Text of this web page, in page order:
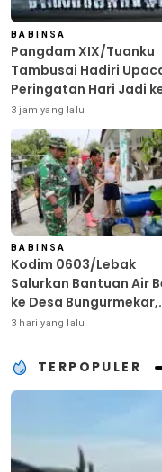
BABINSA
Pangdam XIX/Tuanku
Tambusai Hadiri
Peringatan Hari Jadi
Provinsi Riau
3 jam yang lalu
BABINSA
Kodim 0603/Lebak
Salurkan Bantuan Air
ke Desa Bungurmekar,
Ringankan Beban
3 hari yang lalu
TERPOPULER